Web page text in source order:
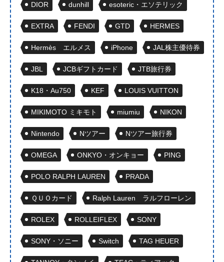
DIOR dunhill esoteric・エソテリック
EXTRA FENDI GTD HERMES
Hermès エルメス iPhone JAL株主優待券
JBL JCBギフトカード JTB旅行券
K18・Au750 KEF LOUIS VUITTON
MIKIMOTO ミキモト miumiu NIKON
Nintendo Nツアー Nツアー旅行券
OMEGA ONKYO・オンキョー PING
POLO RALPH LAUREN PRADA
ＱＵＯカード Ralph Lauren ラルフローレン
ROLEX ROLLEIFLEX SONY
SONY・ソニー Switch TAG HEUER